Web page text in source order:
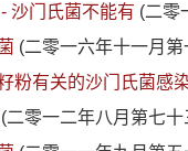
沙门氏菌不能有 (二零
(二零一六年十一月
粉有关的沙门氏菌感
(二零一二年八月第七十